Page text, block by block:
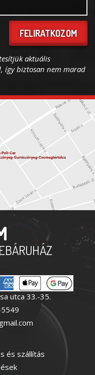
FELIRATKOZOM
aktuális
így biztosan nem marad
utca 33.-35.
és szállítás